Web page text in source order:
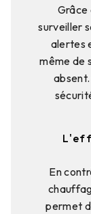
Grâce
surveiller
alertes
même de
En
permet